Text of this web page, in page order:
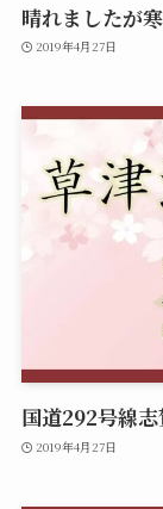
晴れましたが
2019年4月27日
国道292号線
2019年4月27日